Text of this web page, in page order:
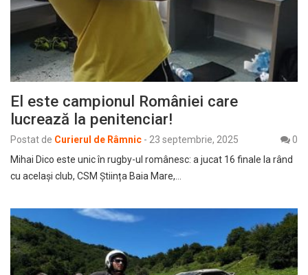
El este campionul României care
lucrează la penitenciar!
Postat de Curierul de Râmnic - 23 septembrie, 2025
0
Mihai Dico este unic în rugby-ul românesc: a jucat 16 finale la rând
cu același club, CSM Știința Baia Mare,…